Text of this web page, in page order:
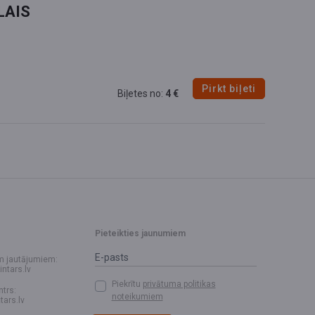
Biļetes no: 4 € Pirkt biļeti
jautājumiem:
Pieteikties jaunumiem
Piekrītu privātuma politikas
noteikumiem